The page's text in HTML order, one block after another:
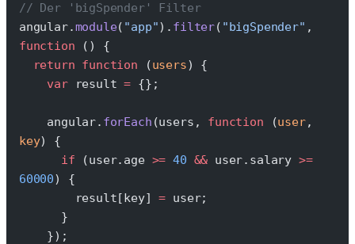
// Der 'bigSpender' Filter
angular.module( "app"). filter( "bigSpender"
function () {
  return
function (users) {
    var
result = {};
    angular.
forEach (users, function (user
key) {
      if
(user.age >= 40 && user.salary >=
60000) {
        result[key]
= user;
      }
    });